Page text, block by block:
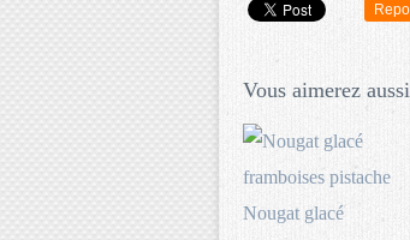
Vous aimerez
Nougat glacé